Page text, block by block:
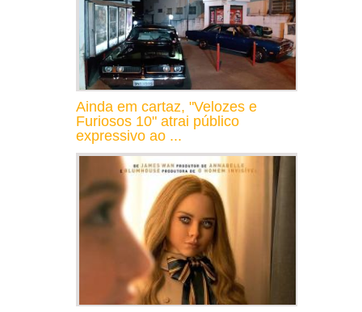
Ainda em cartaz, "Velozes e
Furiosos 10" atrai público
expressivo ao ...